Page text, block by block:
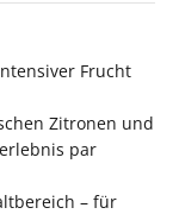
Frucht
Zitronen und
par
– für